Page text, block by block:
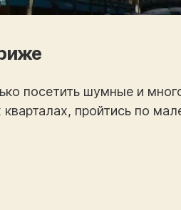
посетить шумные и
пройтись по